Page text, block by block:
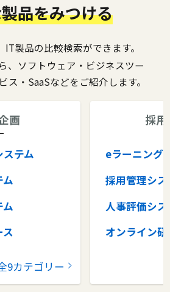
品をみつける
製品の比較検索ができます。
、ソフトウェア・ビジネスツー
ス・SaaSなどをご紹介します。
画
テム
ム
ム
ンツール
9カテゴリー
採
eラーニング
採用管理シス
人事評価シ
オンライン研
タレントマ